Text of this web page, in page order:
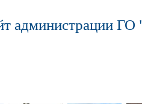
администрации ГО